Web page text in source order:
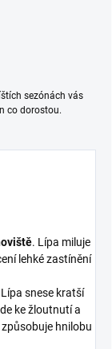
sezónách vás
co dorostou.
. Lípa miluje
lehké zastínění
Lípa snese kratší
ke žloutnutí a
hnilobu